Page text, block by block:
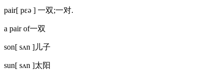
pair[ pεə ] 一双;一对.
a pair of一双
son[ sʌn ]儿子
sun[ sʌn ]太阳